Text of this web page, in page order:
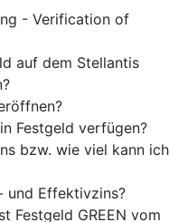
- Verification of
auf dem Stellantis
Festgeld verfügen?
bzw. wie viel kann ich
und Effektivzins?
Festgeld GREEN vom